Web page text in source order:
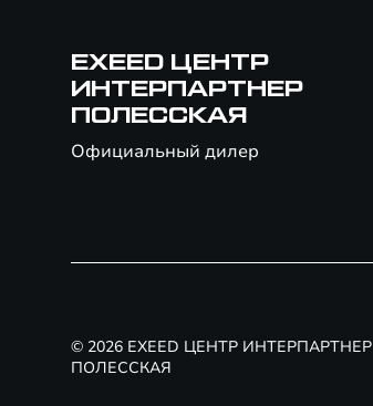
EXEED ЦЕНТР
ИНТЕРПАРТНЕР
ПОЛЕССКАЯ
Официальный дилер
© 2026 EXEED ЦЕНТР ИНТЕРПАРТНЕР
ПОЛЕССКАЯ